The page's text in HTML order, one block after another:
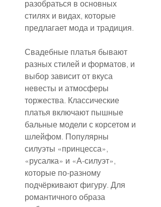
разобраться в основных
стилях и видах, которые
предлагает мода и традиция.
Свадебные платья бывают
разных стилей и форматов, и
выбор зависит от вкуса
невесты и атмосферы
торжества. Классические
платья включают пышные
бальные модели с корсетом и
шлейфом. Популярны
силуэты «принцесса»,
«русалка» и «А-силуэт»,
которые по-разному
подчёркивают фигуру. Для
романтичного образа